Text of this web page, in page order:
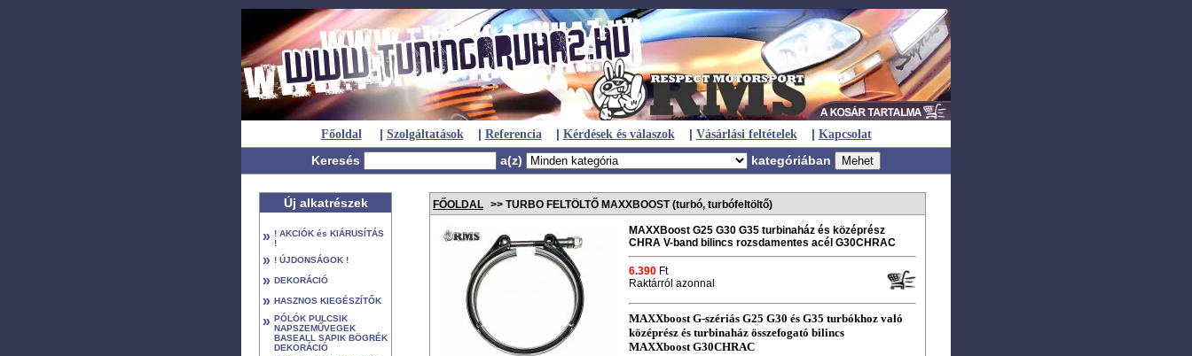
Főoldal | Szolgáltatások | Referencia | Kérdések és válaszok | Vásárlási feltételek | Kapcsolat
Keresés a(z) kategóriában
Új alkatrészek
» ! AKCIÓK és KIÁRUSÍTÁS
!
» ! ÚJDONSÁGOK !
» DEKORÁCIÓ
» HASZNOS KIEGÉSZÍTŐK
» PÓLÓK PULCSIK
NAPSZEMŰVEGEK
BASEALL SAPIK BÖGRÉK
DEKORÁCIÓ
FŐOLDAL >> TURBO FELTÖLTŐ MAXXBOOST (turbó, turbófeltöltő)
MAXXBoost G25 G30 G35 turbinaház és középrész
CHRA V-band bilincs rozsdamentes acél G30CHRAC
6.390 Ft
Raktárról azonnal
MAXXboost G-szériás G25 G30 és G35 turbókhoz való
középrész és turbinaház összefogató bilincs
MAXXboost G30CHRAC